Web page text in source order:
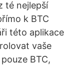
té nejlepší
k BTC
této aplikace
vaše
BTC,